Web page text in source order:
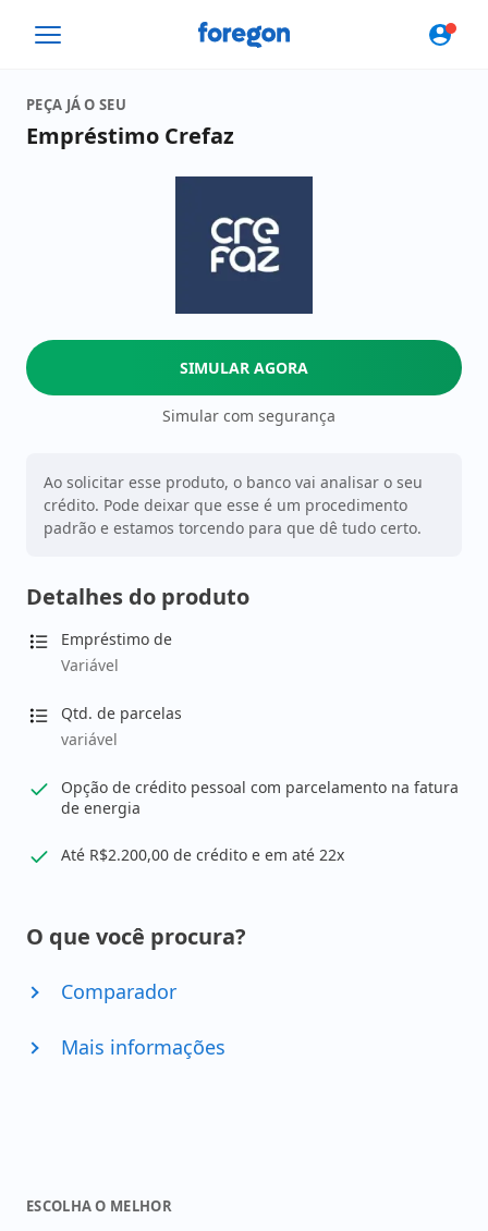
Foregon.com
PEÇA JÁ O SEU
Empréstimo Crefaz
SIMULAR AGORA
Simular com segurança
Ao solicitar esse produto, o banco vai analisar o seu
crédito. Pode deixar que esse é um procedimento
padrão e estamos torcendo para que dê tudo certo.
Detalhes do produto
Empréstimo de
Variável
Qtd. de parcelas
variável
Opção de crédito pessoal com parcelamento na fatura
de energia
Até R$2.200,00 de crédito e em até 22x
O que você procura?
Comparador
Mais informações
ESCOLHA O MELHOR